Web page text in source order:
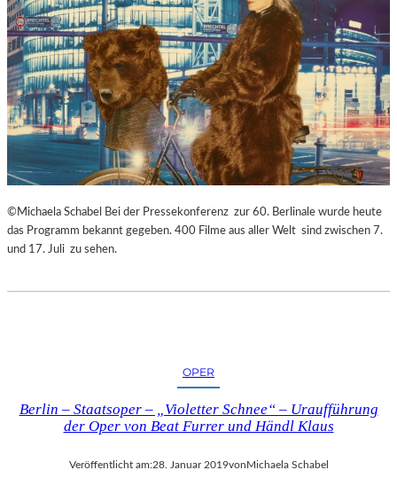
©Michaela Schabel Bei der Pressekonferenz zur 60. Berlinale wurde heute
das Programm bekannt gegeben. 400 Filme aus aller Welt sind zwischen 7.
und 17. Juli zu sehen.
OPER
Berlin – Staatsoper – „Violetter Schnee“ – Uraufführung
der Oper von Beat Furrer und Händl Klaus
Veröffentlicht am:28. Januar 2019von Michaela Schabel